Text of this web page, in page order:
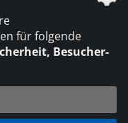
der
für folgende
Besucher-